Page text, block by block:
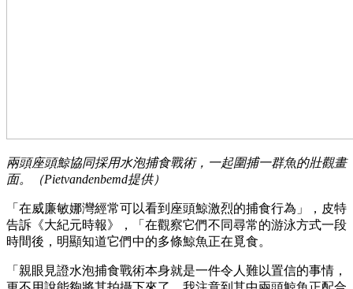
兩頭座頭鯨協同採用水泡捕食戰術，一起圍捕一群魚的壯觀畫
面。（Pietvandenbemd提供）
「在威廉敏娜灣經常可以看到座頭鯨激烈的捕食行為」，皮特
告訴《大紀元時報》，「在觀察它們不同尋常的游泳方式一段
時間後，明顯知道它們中的多條鯨魚正在覓食。
「親眼見證水泡捕食戰術本身就是一件令人難以置信的事情，